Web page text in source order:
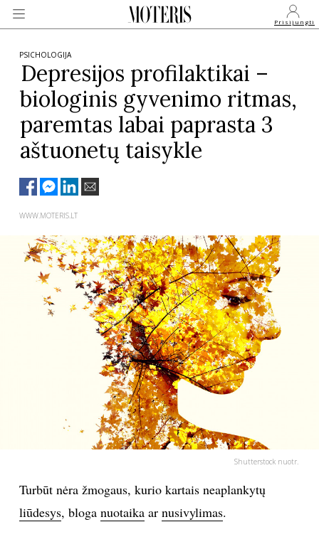
Prisijungti
VEIDAI
MONARCHIJA
MADA
SVEIKATA
APIE MANE
ASTROLOGIJA
PSICHOLOGIJA
Depresijos profilaktikai –
biologinis gyvenimo ritmas,
paremtas labai paprasta 3
aštuonetų taisykle
WWW.MOTERIS.LT
Shutterstock nuotr.
Turbūt nėra žmogaus, kurio kartais neaplankytų
liūdesys, bloga nuotaikaar nusivylimas.